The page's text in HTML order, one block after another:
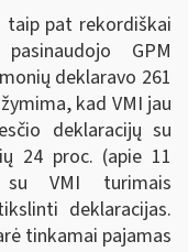
pat rekordiškai
GPM
deklaravo 261
kad VMI jau
deklaracijų su
24 proc. (apie 11
VMI turimais
deklaracijas.
tinkamai pajamas